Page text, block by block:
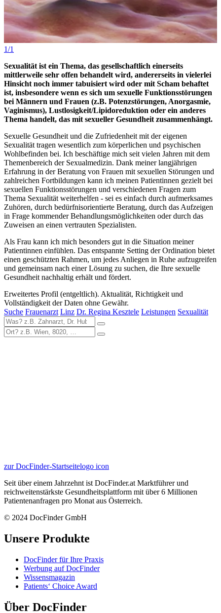
1/1
Sexualität ist ein Thema, das gesellschaftlich einerseits
mittlerweile sehr offen behandelt wird, andererseits in vielerlei
Hinsicht noch immer tabuisiert wird oder mit Scham behaftet
ist, insbesondere wenn es sich um sexuelle Funktionsstörungen
bei Männern und Frauen (z.B. Potenzstörungen, Anorgasmie,
Vaginismus), Lustlosigkeit/Lipidoreduktion oder ein anderes
Thema handelt, das mit sexueller Gesundheit zusammenhängt.
Sexuelle Gesundheit und die Zufriedenheit mit der eigenen
Sexualität tragen wesentlich zum körperlichen und psychischen
Wohlbefinden bei. Ich beschäftige mich seit vielen Jahren mit dem
Themenbereich der Sexualmedizin. Dank meiner langjährigen
Erfahrung in der Beratung von Frauen mit sexuellen Störungen und
zahlreichen Fortbildungen kann ich meinen Patientinnen gezielt bei
sexuellen Funktionsstörungen und verschiedenen Fragen zum
Thema Sexualität weiterhelfen - sei es einfach durch aufmerksames
Zuhören, durch bedürfnisorientierte Beratung, durch das Aufzeigen
in Frage kommender Behandlungsmöglichkeiten oder durch das
Zuweisen an einen vertrauten Spezialisten.
Als Frau kann ich mich besonders gut in die Situation meiner
Patientinnen einfühlen. Das entspannte Setting der Ordination bietet
einen geschützten Rahmen, um jedes Anliegen in Ruhe aufzugreifen
und gemeinsam nach einer Lösung zu suchen, die Ihre sexuelle
Gesundheit nachhaltig erhält und fördert.
Erweitertes Profil (entgeltlich). Aktualität, Richtigkeit und
Vollständigkeit der Daten ohne Gewähr.
Suche Frauenarzt Linz Dr. Regina Kesztele Leistungen Sexualität
zur DocFinder-Startseitelogo icon
Seit über einem Jahrzehnt ist DocFinder.at Marktführer und
reichweitenstärkste Gesundheitsplattform mit über 6 Millionen
Patientenanfragen pro Monat aus Österreich.
© 2024 DocFinder GmbH
Unsere Produkte
DocFinder für Ihre Praxis
Werbung auf DocFinder
Wissensmagazin
Patients‘ Choice Award
Über DocFinder